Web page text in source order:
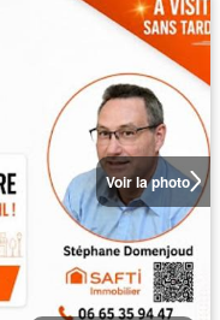
Voir la photo